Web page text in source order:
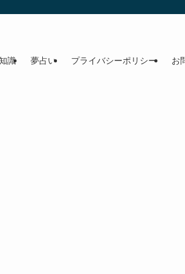
識 夢占い プライバシーポリシー お